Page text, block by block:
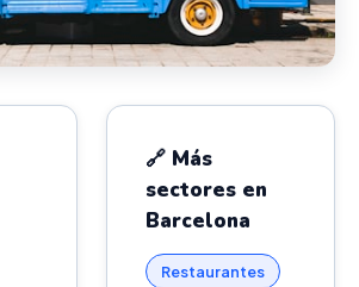
🔗 Más
sectores en
Barcelona
Restaurantes